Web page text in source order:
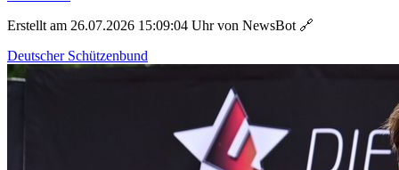
Erstellt am 26.07.2026 15:09:04 Uhr von NewsBot 🔗
Deutscher Schützenbund